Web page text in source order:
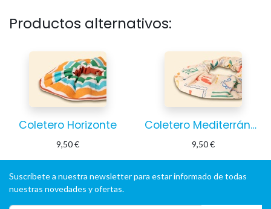
Productos alternativos:
Coletero Horizonte
9,50€
Coletero Mediterráneo
9,50€
Suscríbete a nuestra newsletter para estar informado de todas
nuestras novedades y ofertas.